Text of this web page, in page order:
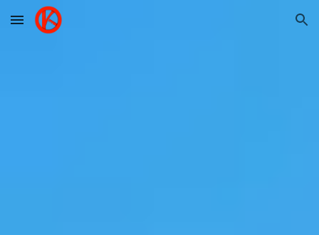
Skip to main content Skip to navigation